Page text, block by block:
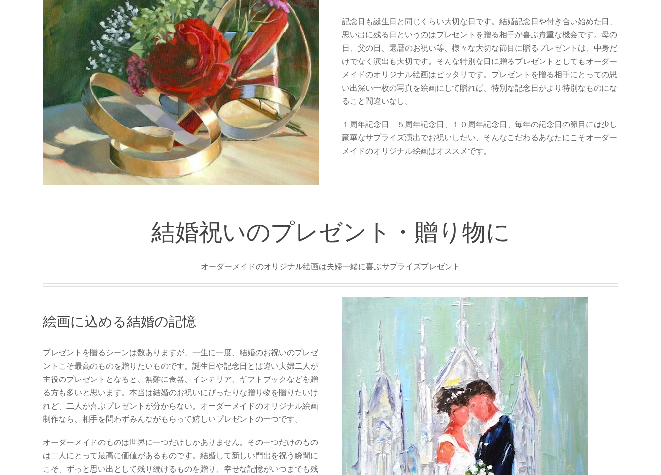
記念日も誕生日と同じくらい大切な日です。結婚記念日や付き合い始めた日、
思い出に残る日というのはプレゼントを贈る相手が喜ぶ貴重な機会です。母の
日、父の日、還暦のお祝い等、様々な大切な節目に贈るプレゼントは、中身だ
けでなく演出も大切です。そんな特別な日に贈るプレゼントとしてもオーダー
メイドのオリジナル絵画はピッタリです。プレゼントを贈る相手にとっての思
い出深い一枚の写真を絵画にして贈れば、特別な記念日がより特別なものにな
ること間違いなし。
１周年記念日、５周年記念日、１０周年記念日、毎年の記念日の節目には少し
豪華なサプライズ演出でお祝いしたい、そんなこだわるあなたにこそオーダー
メイドのオリジナル絵画はオススメです。
結婚祝いのプレゼント・贈り物に
オーダーメイドのオリジナル絵画は夫婦一緒に喜ぶサプライズプレゼント
絵画に込める結婚の記憶
プレゼントを贈るシーンは数ありますが、一生に一度、結婚のお祝いのプレゼ
ントこそ最高のものを贈りたいものです。誕生日や記念日とは違い夫婦二人が
主役のプレゼントとなると、無難に食器、インテリア、ギフトブックなどを贈
る方も多いと思います。本当は結婚のお祝いにぴったりな贈り物を贈りたいけ
れど、二人が喜ぶプレゼントが分からない。オーダーメイドのオリジナル絵画
制作なら、相手を問わずみんながもらって嬉しいプレゼントの一つです。
オーダーメイドのものは世界に一つだけしかありません。その一つだけのもの
は二人にとって最高に価値があるものです。結婚して新しい門出を祝う瞬間に
こそ、ずっと思い出として残り続けるものを贈り、幸せな記憶がいつまでも残